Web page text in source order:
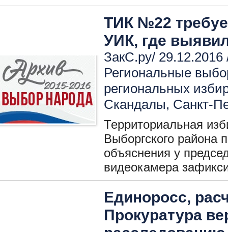
ТИК №22
УИК, где
ЗакС.ру/
Региональные
региональных
Скандалы, Санкт-
Территориальная
Выборгского района
объяснения у
видеокамера
Единоросс,
Прокуратура